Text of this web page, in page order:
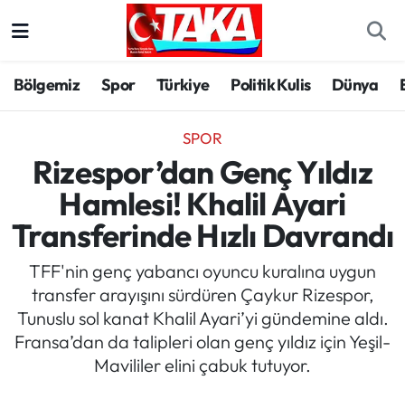
Bölgemiz Spor Türkiye Politik Kulis Dünya
SPOR
Rizespor’dan Genç Yıldız
Hamlesi! Khalil Ayari
Transferinde Hızlı Davrandı
TFF'nin genç yabancı oyuncu kuralına uygun
transfer arayışını sürdüren Çaykur Rizespor,
Tunuslu sol kanat Khalil Ayari’yi gündemine aldı.
Fransa’dan da talipleri olan genç yıldız için Yeşil-
Mavililer elini çabuk tutuyor.
Spor
Türkiye
Kültür/Sanat
Politika
Politik Kulis
Dünya
Trabzon Hava Durumu
Trabzon Trafik Yoğunluk Haritası
Süper Lig Puan Durumu ve Fikstür
Tüm Manşetler
Son Dakika Haberleri
Haber Arşivi